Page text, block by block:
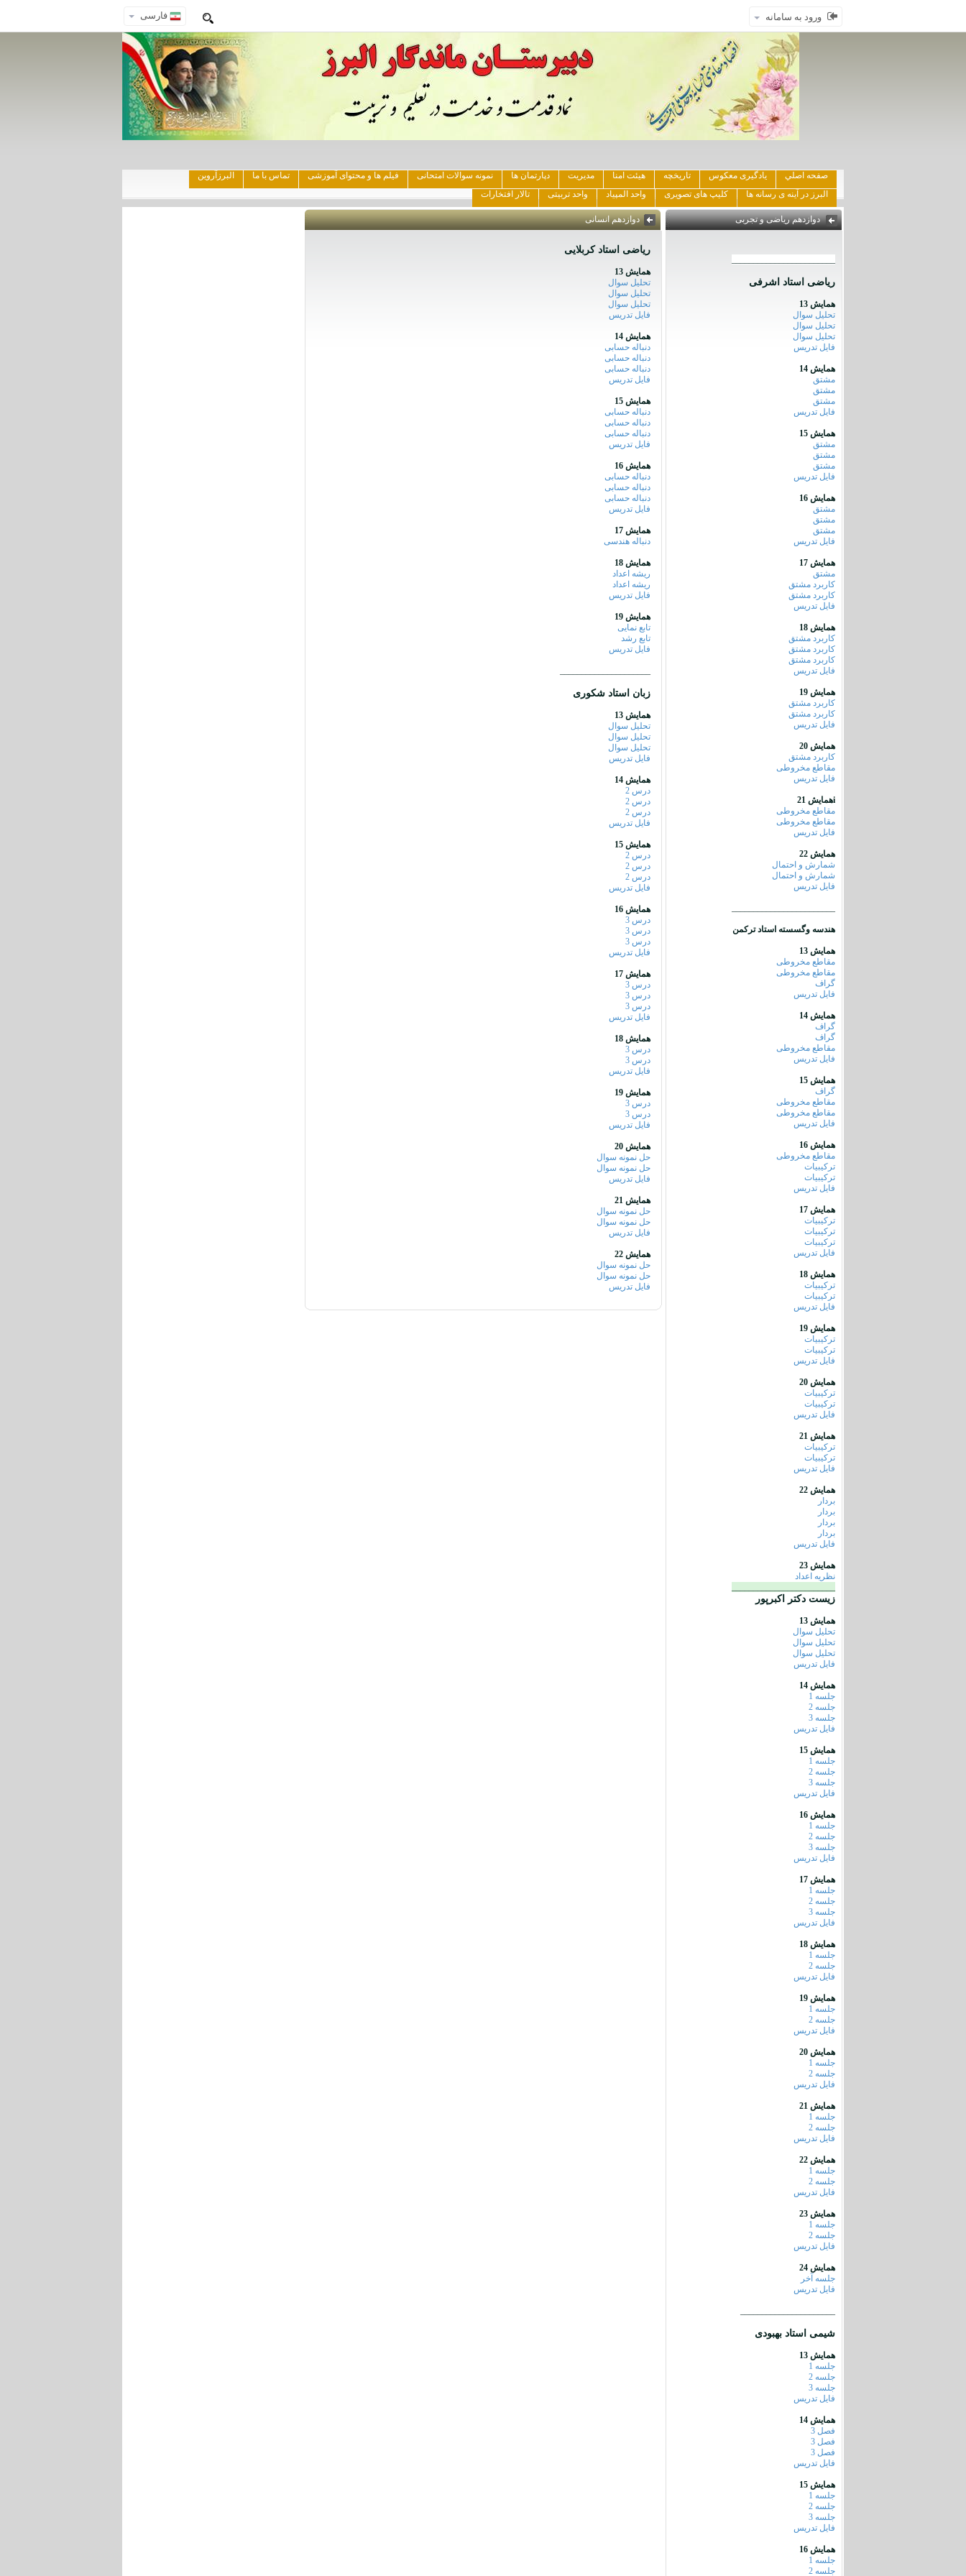
فارسی ورود به سامانه
صفحه اصلي یادگیری معکوس تاریخچه هیئت امنا مدیریت دپارتمان ها نمونه سوالات امتحانی فیلم ها و محتوای آموزشی تماس با ما
البرزآروین
البرز در آینه ی رسانه ها
کلیپ های تصویری واحد المپیاد واحد تربیتی تالار افتخارات
دوازدهم ریاضی و تجربی
ریاضی استاد اشرفی
همایش 13
تحلیل سوال
تحلیل سوال
تحلیل سوال
فایل تدریس
همایش 14
مشتق
مشتق
مشتق
فایل تدریس
همایش 15
مشتق
مشتق
مشتق
فایل تدریس
همایش 16
مشتق
مشتق
مشتق
فایل تدریس
همایش 17
مشتق
کاربرد مشتق
کاربرد مشتق
فایل تدریس
همایش 18
کاربرد مشتق
کاربرد مشتق
کاربرد مشتق
فایل تدریس
همایش 19
کاربرد مشتق
کاربرد مشتق
فایل تدریس
همایش 20
کاربرد مشتق
مقاطع مخروطی
فایل تدریس
iهمایش 21
مقاطع مخروطی
مقاطع مخروطی
فایل تدریس
همایش 22
شمارش و احتمال
شمارش و احتمال
فایل تدریس
هندسه وگسسته استاد ترکمن
همایش 13
مقاطع مخروطی
مقاطع مخروطی
گراف
فایل تدریس
همایش 14
گراف
گراف
مقاطع مخروطی
فایل تدریس
همایش 15
گراف
مقاطع مخروطی
مقاطع مخروطی
فایل تدریس
همایش 16
مقاطع مخروطی
ترکیبیات
ترکیبیات
فایل تدریس
همایش 17
ترکیبیات
ترکیبیات
ترکیبیات
فایل تدریس
همایش 18
ترکیبیات
ترکیبیات
فایل تدریس
همایش 19
ترکیبیات
ترکیبیات
فایل تدریس
همایش 20
ترکیبیات
ترکیبیات
فایل تدریس
همایش 21
ترکیبیات
ترکیبیات
فایل تدریس
همایش 22
بردار
بردار
بردار
بردار
فایل تدریس
همایش 23
نظریه اعداد
زیست دکتر اکبرپور
همایش 13
تحلیل سوال
تحلیل سوال
تحلیل سوال
فایل تدریس
همایش 14
جلسه 1
جلسه 2
جلسه 3
فایل تدریس
همایش 15
جلسه 1
جلسه 2
جلسه 3
فایل تدریس
همایش 16
جلسه 1
جلسه 2
جلسه 3
فایل تدریس
همایش 17
جلسه 1
جلسه 2
جلسه 3
فایل تدریس
همایش 18
جلسه 1
جلسه 2
فایل تدریس
همایش 19
جلسه 1
جلسه 2
فایل تدریس
همایش 20
جلسه 1
جلسه 2
فایل تدریس
همایش 21
جلسه 1
جلسه 2
فایل تدریس
همایش 22
جلسه 1
جلسه 2
فایل تدریس
همایش 23
جلسه 1
جلسه 2
فایل تدریس
همایش 24
جلسه آخر
فایل تدریس
شیمی استاد بهبودی
همایش 13
جلسه 1
جلسه 2
جلسه 3
فایل تدریس
همایش 14
فصل 3
فصل 3
فصل 3
فایل تدریس
همایش 15
جلسه 1
جلسه 2
جلسه 3
فایل تدریس
همایش 16
جلسه 1
جلسه 2
دوازدهم انسانی
ریاضی استاد کربلایی
همایش 13
تحلیل سوال
تحلیل سوال
تحلیل سوال
فایل تدریس
همایش 14
دنباله حسابی
دنباله حسابی
دنباله حسابی
فایل تدریس
همایش 15
دنباله حسابی
دنباله حسابی
دنباله حسابی
فایل تدریس
همایش 16
دنباله حسابی
دنباله حسابی
دنباله حسابی
فایل تدریس
همایش 17
دنباله هندسی
همایش 18
ریشه اعداد
ریشه اعداد
فایل تدریس
همایش 19
تابع نمایی
تابع رشد
فایل تدریس
زبان استاد شکوری
همایش 13
تحلیل سوال
تحلیل سوال
تحلیل سوال
فایل تدریس
همایش 14
درس 2
درس 2
درس 2
فایل تدریس
همایش 15
درس 2
درس 2
درس 2
فایل تدریس
همایش 16
درس 3
درس 3
درس 3
فایل تدریس
همایش 17
درس 3
درس 3
درس 3
فایل تدریس
همایش 18
درس 3
درس 3
فایل تدریس
همایش 19
درس 3
درس 3
فایل تدریس
همایش 20
حل نمونه سوال
حل نمونه سوال
فایل تدریس
همایش 21
حل نمونه سوال
حل نمونه سوال
فایل تدریس
همایش 22
حل نمونه سوال
حل نمونه سوال
فایل تدریس